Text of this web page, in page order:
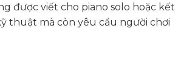
được viết cho piano solo hoặc kết
thuật mà còn yêu cầu người chơi